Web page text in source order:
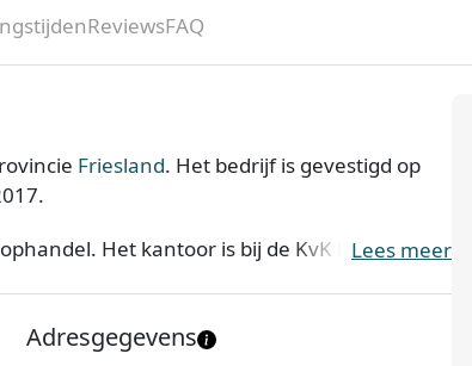
ReviewsFAQ
Friesland. Het bedrijf is gevestigd op
Het kantoor is bij de KvK bekend
Lees meer
Adresgegevens